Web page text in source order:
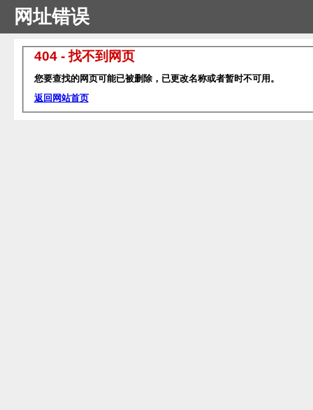
网址错误
404 - 找不到网页
您要查找的网页可能已被删除，已更改名称或者暂时不可用。
返回网站首页